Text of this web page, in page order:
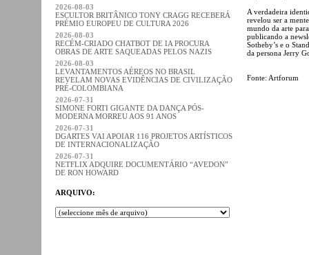
2026-08-03
ESCULTOR BRITÂNICO TONY CRAGG RECEBERÁ
PRÉMIO EUROPEU DE CULTURA 2026
2026-08-03
RECÉM-CRIADO CHATBOT DE IA PROCURA
OBRAS DE ARTE SAQUEADAS PELOS NAZIS
2026-08-03
LEVANTAMENTOS AÉREOS NO BRASIL
REVELAM NOVAS EVIDÊNCIAS DE CIVILIZAÇÃO
PRÉ-COLOMBIANA
2026-07-31
SIMONE FORTI GIGANTE DA DANÇA PÓS-
MODERNA MORREU AOS 91 ANOS
2026-07-31
DGARTES VAI APOIAR 116 PROJETOS ARTÍSTICOS
DE INTERNACIONALIZAÇÃO
2026-07-31
NETFLIX ADQUIRE DOCUMENTÁRIO “AVEDON”
DE RON HOWARD
ARQUIVO:
A verdadeira
revelou ser a
mundo da arte
publicando a
Sotheby’s e o
da persona Jerry
Fonte: Artforum